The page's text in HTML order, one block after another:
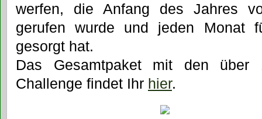
werfen, die Anfang des Jahres
gerufen wurde und jeden Monat
gesorgt hat.
Das Gesamtpaket mit den über
Challenge findet Ihr hier.